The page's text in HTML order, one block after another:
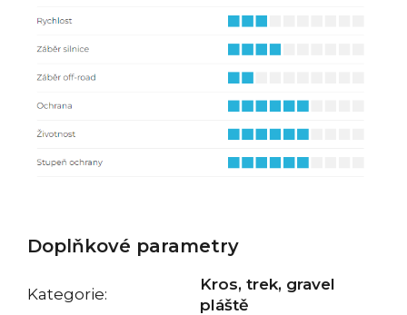
Doplňkové parametry
Kategorie:
Kros, trek, gravel
pláště